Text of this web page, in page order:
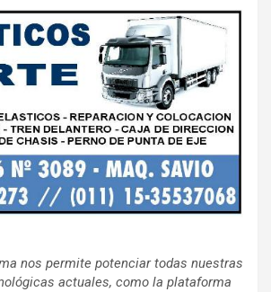
nos permite potenciar todas nuestras
actuales, como la plataforma